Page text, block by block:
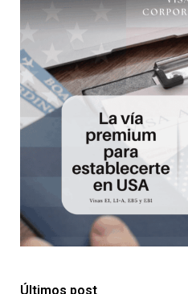
Últimos post